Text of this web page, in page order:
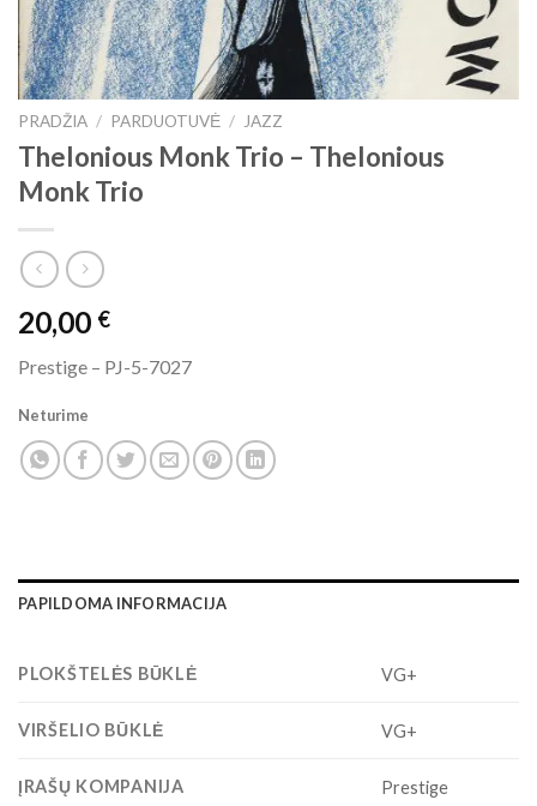
PRADŽIA / PARDUOTUVĖ / JAZZ
Thelonious Monk Trio ‎– Thelonious
Monk Trio
20,00 €
Prestige ‎– PJ-5-7027
Neturime
PAPILDOMA INFORMACIJA
PLOKŠTELĖS BŪKLĖ VG+
VIRŠELIO BŪKLĖ VG+
ĮRAŠŲ KOMPANIJA Prestige